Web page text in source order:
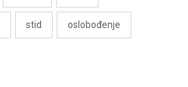
stid oslobođenje